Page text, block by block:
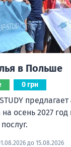
в Польше
0 грн
осень 2027
до 15.08.2026